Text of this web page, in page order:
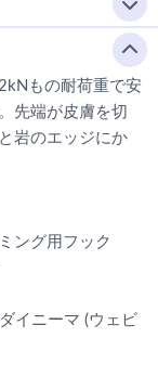
もの耐荷重で安
先端が皮膚を切
岩のエッジにか
ング用フック
イニーマ (ウェビ